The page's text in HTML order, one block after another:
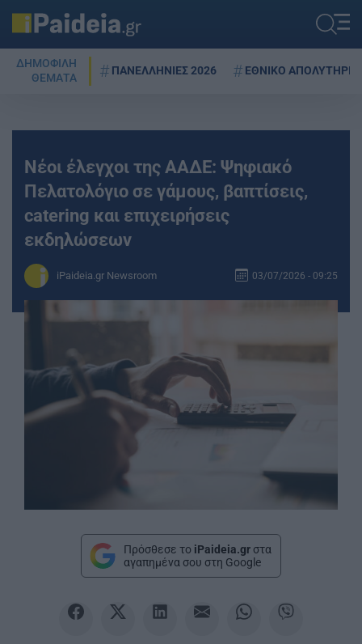
ΔΗΜΟΦΙΛΗ
ΘΕΜΑΤΑ
ΠΑΝΕΛΛΗΝΙΕΣ 2026 ΕΘΝΙΚΟ ΑΠΟΛΥΤΗΡΙΟ
Νέοι έλεγχοι της ΑΑΔΕ: Ψηφιακό
Πελατολόγιο σε γάμους, βαπτίσεις,
catering και επιχειρήσεις
εκδηλώσεων
iPaideia.gr Newsroom 03/07/2026 - 09:25
Πρόσθεσε το iPaideia.gr στα
αγαπημένα σου στη Google